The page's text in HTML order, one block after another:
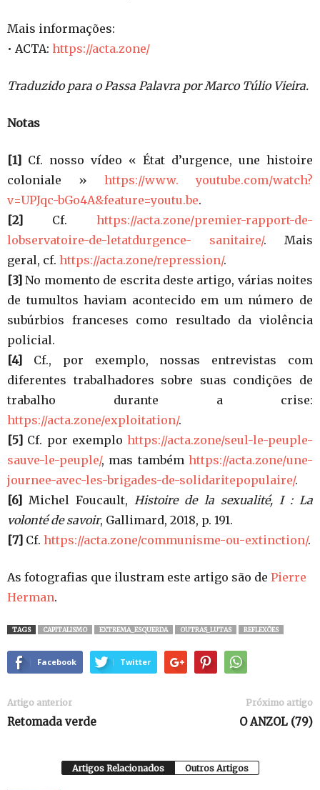
Mais informações:
• ACTA: https://acta.zone/
Traduzido para o Passa Palavra por Marco Túlio Vieira.
Notas
[1]
Cf. nosso vídeo « État d’urgence, une histoire
coloniale » https://www. youtube.com/watch?
v=UPJqc-bGo4A&feature=youtu.be.
[2]
Cf. https://acta.zone/premier-rapport-de-
lobservatoire-de-letatdurgence- sanitaire/. Mais
geral, cf. https://acta.zone/repression/.
[3] No momento de escrita deste artigo, várias noites
de tumultos haviam acontecido em um número de
subúrbios franceses como resultado da violência
policial.
[4]
Cf., por exemplo, nossas entrevistas com
diferentes trabalhadores sobre suas condições de
trabalho durante a crise:
https://acta.zone/exploitation/.
[5] Cf. por exemplo https://acta.zone/seul-le-peuple-
sauve-le-peuple/, mas também https://acta.zone/une-
journee-avec-les-brigades-de-solidaritepopulaire/.
[6] Michel Foucault,Histoire de la sexualité, I : La
volonté de savoir, Gallimard, 2018, p. 191.
[7] Cf. https://acta.zone/communisme-ou-extinction/.
As fotografias que ilustram este artigo são de Pierre
Herman.
TAGS CAPITALISMO EXTREMA_ESQUERDA OUTRAS_LUTAS REFLEXÕES
Facebook Twitter
Artigo anterior
Retomada verde
Próximo artigo
O ANZOL (79)
Artigos Relacionados Outros Artigos